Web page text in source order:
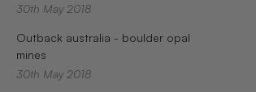
30th May 2018
Outback australia - boulder opal
mines
30th May 2018